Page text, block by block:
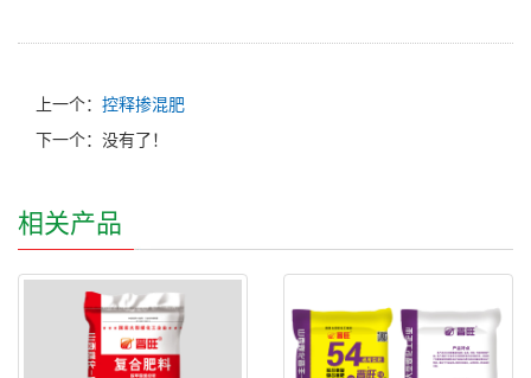
上一个： 控释掺混肥
下一个：没有了！
相关产品